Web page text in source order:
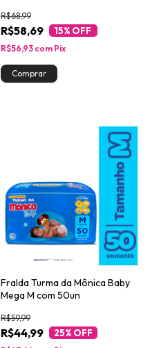
R$58,69
R$68,99
15% OFF
R$56,93 com Pix
Fralda Turma da Mônica Baby
Mega M com 50un
R$44,99
R$59,99
25% OFF